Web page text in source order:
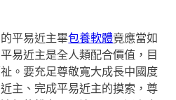
平易近主畢包養軟體竟應當如
易近主是全人類配合價值，目
。要充足尊敬寬大成長中國度
主、完成平易近主的摸索，尊